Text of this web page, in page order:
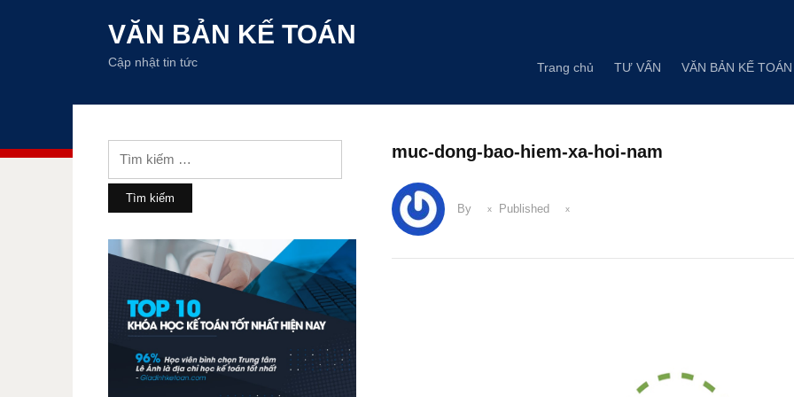
VĂN BẢN KẾ TOÁN
Cập nhật tin tức Trang chủ TƯ VẤN VĂN BẢN KẾ TOÁN
muc-dong-bao-hiem-xa-hoi-nam
By Published
cho: